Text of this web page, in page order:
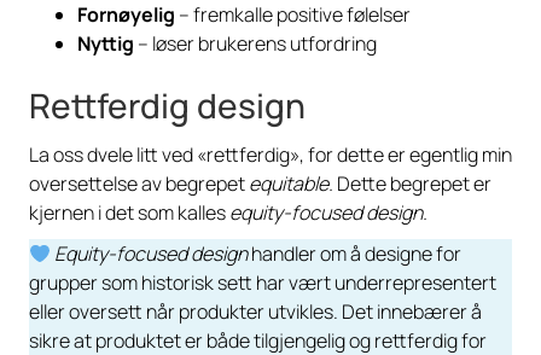
Fornøyelig – fremkalle positive følelser
Nyttig – løser brukerens utfordring
Rettferdig design
La oss dvele litt ved «rettferdig», for dette er egentlig min
oversettelse av begrepetequitable. Dette begrepet er
kjernen i det som kallesequity-focused design.
Equity-focused designhandler om å designe for
grupper som historisk sett har vært underrepresentert
eller oversett når produkter utvikles. Det innebærer å
sikre at produktet er både tilgjengelig og rettferdig for